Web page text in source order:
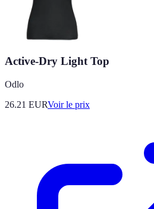
Active-Dry Light Top
Odlo
26.21 EURVoir le prix